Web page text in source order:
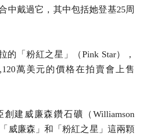
中戴過它，其中包括她登基25周
的「粉紅之星」（Pink Star），
萬美元的價格在拍賣會上售
建威廉森鑽石礦（Williamson
威廉森」和「粉紅之星」這兩顆